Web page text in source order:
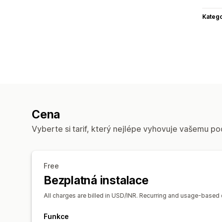
Cena
Vyberte si tarif, který nejlépe vyhovuje vašemu
Free
Bezplatná instalace
All charges are billed in USD/INR. Recurring and usage-
Funkce